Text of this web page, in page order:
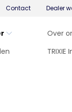
Contact Dealer
Over